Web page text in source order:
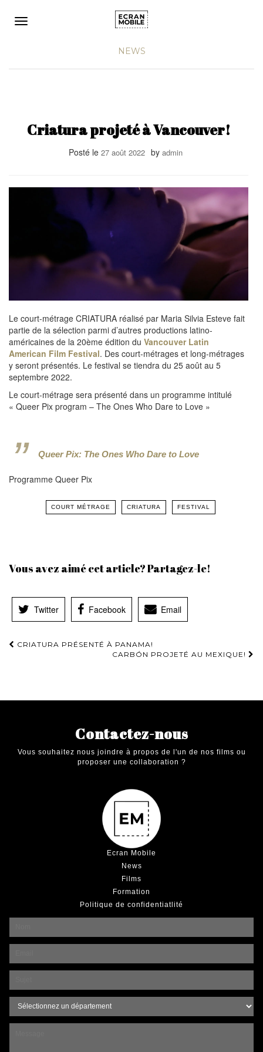
Ouvrir/fermer la navigation
NEWS
Criatura projeté à Vancouver!
Posté le 27 août 2022 by admin
Le court-métrage CRIATURA réalisé par Maria Silvia Esteve fait
partie de la sélection parmi d’autres productions latino-
américaines de la 20ème édition du Vancouver Latin
American Film Festival. Des court-métrages et long-métrages
y seront présentés. Le festival se tiendra du 25 août au 5
septembre 2022.
Le court-métrage sera présenté dans un programme intitulé
« Queer Pix program – The Ones Who Dare to Love »
Queer Pix: The Ones Who Dare to Love
Programme Queer Pix
COURT MÉTRAGE CRIATURA FESTIVAL
Vous avez aimé cet article? Partagez-le!
Twitter Facebook Email
Navigation
CRIATURA PRÉSENTÉ À PANAMA!
CARBÓN PROJETÉ AU MEXIQUE!
Contactez-nous
Vous souhaitez nous joindre à propos de l'un de nos films ou
proposer une collaboration ?
Ecran Mobile
News
Films
Formation
Politique de confidentiatlité